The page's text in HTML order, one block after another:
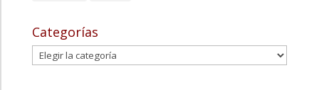
Categorías
Categorías